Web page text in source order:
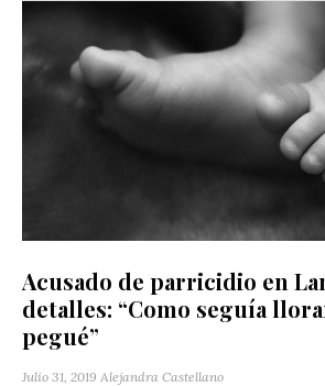
Acusado de parricidio en
detalles: “Como seguía
pegué”
Julio 31, 2019 Alejandra Castellano